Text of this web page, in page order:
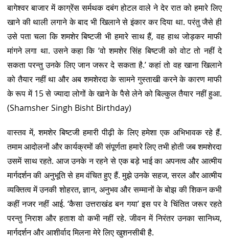
बागेश्वर बाजार में काग्रेंस सर्मथक दबंग होटल वाले ने देर रात को हमारे लिए
खाने की थाली लगाने के बाद भी खिलाने से इंकार कर दिया था. परंतु जैसे ही
उसे पता चला कि शमशेर बिष्टजी भी हमारे साथ हैं, वह हाथ जोड़कर माफी
मांगने लगा था. उसने कहा कि ‘वो शमशेर सिंह बिष्टजी को वोट तो नहीं दे
सकता परन्तु उनके लिए जान जरूर दे सकता है.’ कहां तो वह खाना खिलाने
को तैयार नहीं था और अब शमशेरदा के सामने गुस्ताखी करने के कारण माफी
के रूप में 15 से ज्यादा लोगों के खाने के पैसे लेने को बिल्कुल तैयार नहीं हुआ.
(Shamsher Singh Bisht Birthday)
वास्तव में, शमशेर बिष्टजी हमारी पीढ़ी के लिए हमेशा एक अभिभावक रहे हैं.
तमाम आदोलनों और कार्यक्रमों की संपूर्णता हमारे लिए तभी होती जब शमशेरदा
उसमें साथ रहते. आज उनके न रहने से एक बड़े भाई का अपनत्व और आत्मीय
मार्गदर्शन की अनुभूति से हम वंचित हुए हैं. मुझे उनके सहज, सरल और आत्मीय
व्यक्तित्व में उनकी शोहरत, ज्ञान, अनुभव और सम्मानों के बोझ की शिकन कभी
कहीं नजर नहीं आई. ‘कैसा उत्तराखंड बन गया’ इस पर वे चिंतित जरूर रहते
परन्तु निराश और हताश वो कभी नहीं रहे. जीवन में निरंतर उनका सानिध्य,
मार्गदर्शन और आशीर्वाद मिलना मेरे लिए खुशनसीबी है.